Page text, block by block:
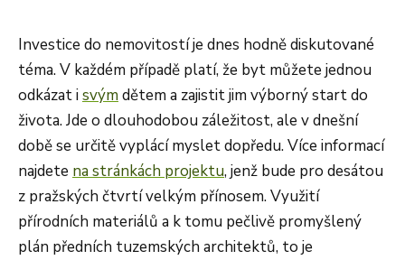
Investice do nemovitostí je dnes hodně diskutované
téma. V každém případě platí, že byt můžete jednou
odkázat isvýmdětem a zajistit jim výborný start do
života. Jde o dlouhodobou záležitost, ale v dnešní
době se určitě vyplácí myslet dopředu. Více informací
najdete na stránkách projektu, jenž bude pro desátou
z pražských čtvrtí velkým přínosem. Využití
přírodních materiálů a k tomu pečlivě promyšlený
plán předních tuzemských architektů, to je